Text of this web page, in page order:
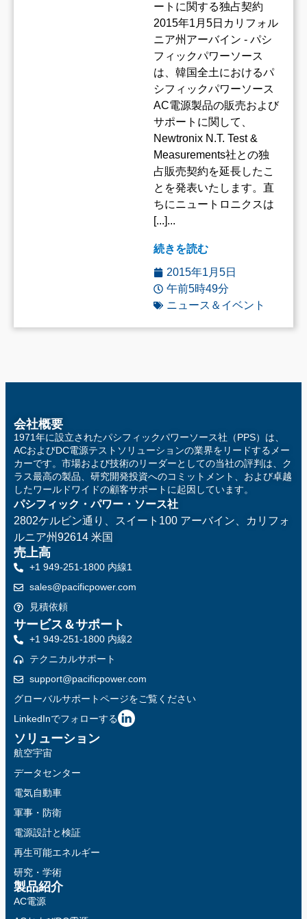
ートに関する独占契約
2015年1月5日カリフォル
ニア州アーバイン - パシ
フィックパワーソース
は、韓国全土におけるパ
シフィックパワーソース
AC電源製品の販売および
サポートに関して、
Newtronix N.T. Test &
Measurements社との独
占販売契約を延長したこ
とを発表いたします。直
ちにニュートロニクスは
[...]...
続きを読む
2015年1月5日
午前5時49分
ニュース＆イベント
会社概要
1971年に設立されたパシフィックパワーソース社（PPS）は、
ACおよびDC電源テストソリューションの業界をリードするメー
カーです。市場および技術のリーダーとしての当社の評判は、ク
ラス最高の製品、研究開発投資へのコミットメント、および卓越
したワールドワイドの顧客サポートに起因しています。
パシフィック・パワー・ソース社
2802ケルビン通り、スイート100 アーバイン、カリフォ
ルニア州92614 米国
ソリューション
航空宇宙
データセンター
電気自動車
軍事・防衛
電源設計と検証
再生可能エネルギー
研究・学術
製品紹介
AC電源
売上高
+1 949-251-1800 内線1
sales@pacificpower.com
見積依頼
サービス＆サポート
+1 949-251-1800 内線2
テクニカルサポート
support@pacificpower.com
グローバルサポートページをご覧ください
LinkedInでフォローする